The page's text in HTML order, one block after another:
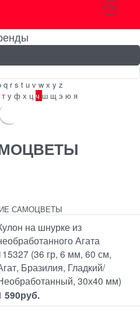
0
q r s t u v w x y z
т у ф х ц ч ш щ э ю я
САМОЦВЕТЫ
на шнурке из
Агата
(36 гр, 6 мм, 60 см,
Бразилия, Гладкий/
30х40 мм)
590руб.